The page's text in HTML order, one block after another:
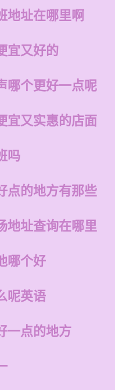
地址在哪里啊
宜又好的
哪个更好一点呢
宜又实惠的店面
吗
点的地方有那些
地址查询在哪里
哪个好
呢英语
一点的地方